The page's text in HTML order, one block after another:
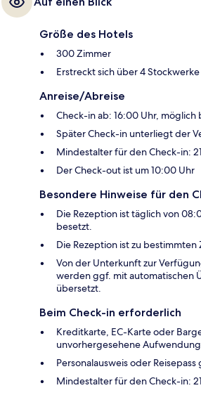
Größe des Hotels
300 Zimmer
Erstreckt sich über 4 Stockwerke
Anreise/Abreise
Check-in ab: 16:00 Uhr, möglich
Später Check-in unterliegt der
Mindestalter für den Check-in:
Der Check-out ist um 10:00 Uhr
Besondere Hinweise für den
Die Rezeption ist täglich von
besetzt.
Die Rezeption ist zu
Von der Unterkunft zur
werden ggf. mit automatischen
übersetzt.
Beim Check-in erforderlich
Kreditkarte, EC-Karte oder
unvorhergesehene
Personalausweis oder
Mindestalter für den Check-in: